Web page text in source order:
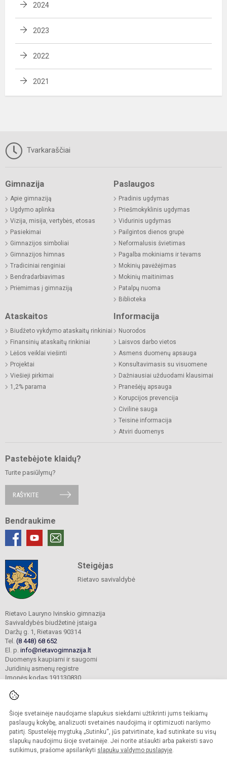
Šioje svetainėje naudojame slapukus siekdami užtikrinti jums teikiamų
paslaugų kokybę, analizuoti svetainės naudojimą ir optimizuoti naršymo
patirtį. Spustelėję mygtuką „Sutinku“, jūs patvirtinate, kad sutinkate su visų
slapukų naudojimu šioje svetainėje. Jei norite atšaukti arba pakeisti savo
sutikimus, prašome apsilankyti slapukų valdymo puslapyje.
2024
2023
2022
2021
Tvarkaraščiai
Gimnazija
Apie gimnaziją
Ugdymo aplinka
Vizija, misija, vertybės, etosas
Pasiekimai
Gimnazijos simboliai
Gimnazijos himnas
Tradiciniai renginiai
Bendradarbiavimas
Priėmimas į gimnaziją
Paslaugos
Pradinis ugdymas
Priešmokyklinis ugdymas
Vidurinis ugdymas
Pailgintos dienos grupė
Neformalusis švietimas
Pagalba mokiniams ir tėvams
Mokinių pavėžėjimas
Mokinių maitinimas
Patalpų nuoma
Biblioteka
Ataskaitos
Biudžeto vykdymo ataskaitų rinkiniai
Finansinių ataskaitų rinkiniai
Lėšos veiklai viešinti
Projektai
Viešieji pirkimai
1,2% parama
Informacija
Nuorodos
Laisvos darbo vietos
Asmens duomenų apsauga
Konsultavimasis su visuomene
Dažniausiai užduodami klausimai
Pranešėjų apsauga
Korupcijos prevencija
Civilinė sauga
Teisinė informacija
Atviri duomenys
Pastebėjote klaidų?
Turite pasiūlymų?
RAŠYKITE
Bendraukime
Steigėjas
Rietavo savivaldybė
Rietavo Lauryno Ivinskio gimnazija
Savivaldybės biudžetinė įstaiga
Daržų g. 1, Rietavas 90314
Tel. (8 448) 68 652
El. p. info@rietavogimnazija.lt
Duomenys kaupiami ir saugomi
Juridinių asmenų registre
Įmonės kodas 191130830
© 2022. Rietavo Lauryno Ivinskio gimnazija. Visos teisės saugomos.
Kopijuoti turinį be raštiško gimnazijos sutikimo griežtai draudžiama.
Prieinamumo paraiška Slapukų valdymas
Sumanus būdas atnaujinti